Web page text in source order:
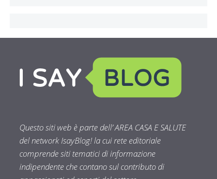
Questo siti web è parte dell’ AREA CASA E SALUTE
del network IsayBlog! la cui rete editoriale
comprende siti tematici di informazione
indipendente che contano sul contributo di